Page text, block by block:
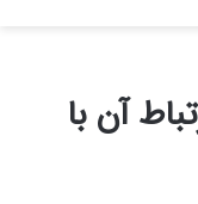
آن با